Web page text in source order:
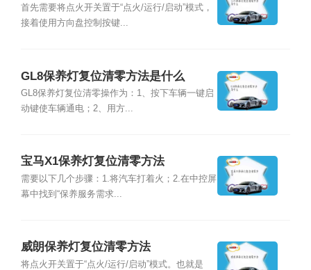
首先需要将点火开关置于“点火/运行/启动”模式，
接着使用方向盘控制按键...
GL8保养灯复位清零方法是什么
GL8保养灯复位清零操作为：1、按下车辆一键启
动键使车辆通电；2、用方...
宝马X1保养灯复位清零方法
需要以下几个步骤：1.将汽车打着火；2.在中控屏
幕中找到“保养服务需求...
威朗保养灯复位清零方法
将点火开关置于“点火/运行/启动”模式。也就是